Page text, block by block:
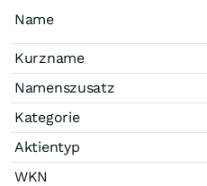
Name
Kurzname
Namenszusatz
Kategorie
Aktientyp
WKN